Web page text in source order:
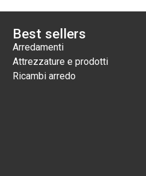
Best sellers
Arredamenti
Attrezzature e prodotti
Ricambi arredo